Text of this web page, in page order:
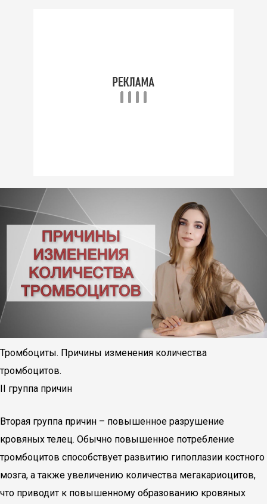
Тромбоциты. Причины изменения количества
тромбоцитов.
II группа причин
Вторая группа причин – повышенное разрушение
кровяных телец. Обычно повышенное потребление
тромбоцитов способствует развитию гипоплазии костного
мозга, а также увеличению количества мегакариоцитов,
что приводит к повышенному образованию кровяных